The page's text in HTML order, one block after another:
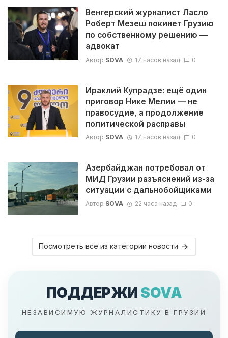
Венгерский журналист Ласло
Роберт Мезеш покинет Грузию
по собственному решению —
адвокат
Автор SOVA 17 часов назад 0
Ираклий Купрадзе: ещё один
приговор Нике Мелии — не
правосудие, а продолжение
политической расправы
Автор SOVA 17 часов назад 0
Азербайджан потребовал от
МИД Грузии разъяснений из-за
ситуации с дальнобойщиками
Автор SOVA 22 часа назад 0
Посмотреть все из категории новости
ПОДДЕРЖИ SOVA
НЕЗАВИСИМУЮ ЖУРНАЛИСТИКУ В ГРУЗИИ